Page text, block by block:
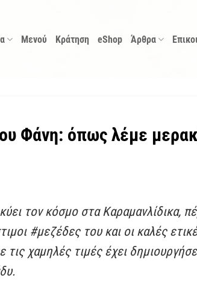
Μενού Κράτηση eShop Άρθρα
Φάνη: όπως λέμε
τον κόσμο στα Καραμανλίδικα,
#μεζέδες του και οι καλές
χαμηλές τιμές έχει